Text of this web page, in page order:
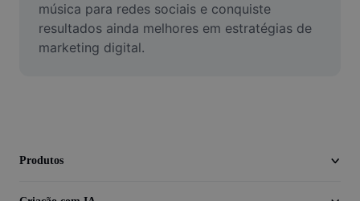
Adicionar Legendas ao Vídeo
Converter Video
música para redes sociais e conquiste
resultados ainda melhores em estratégias de
marketing digital.
Produtos